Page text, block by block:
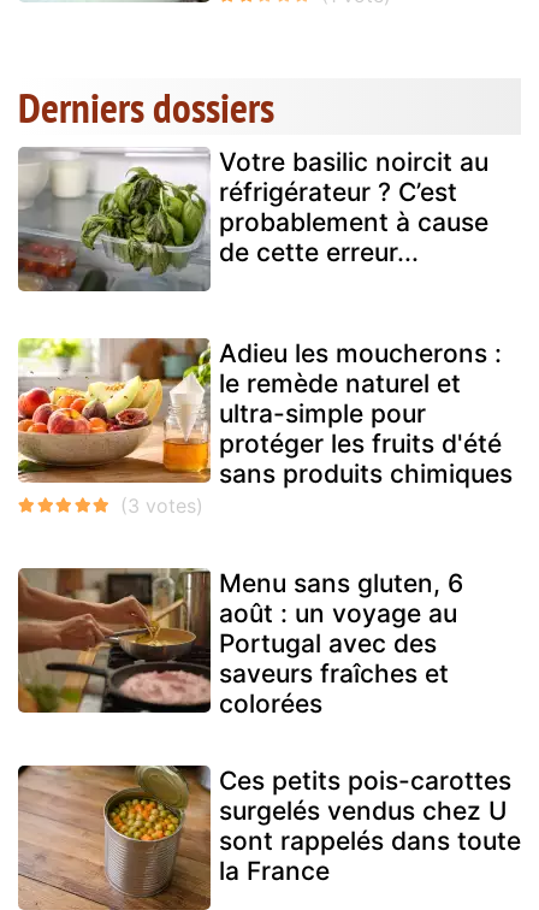
Derniers dossiers
Votre basilic noircit au
réfrigérateur ? C’est
probablement à cause
de cette erreur...
Adieu les moucherons :
le remède naturel et
ultra-simple pour
protéger les fruits d'été
sans produits chimiques
Menu sans gluten, 6
août : un voyage au
Portugal avec des
saveurs fraîches et
colorées
Ces petits pois-carottes
surgelés vendus chez U
sont rappelés dans toute
la France